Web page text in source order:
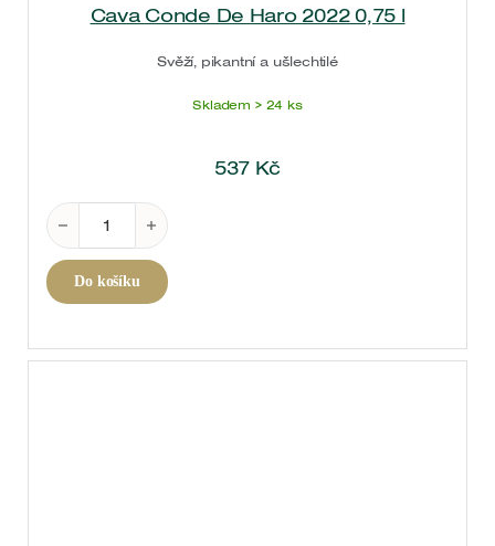
Cava Conde De Haro 2022 0,75 l
Svěží, pikantní a ušlechtilé
Skladem > 24 ks
537 Kč
Cava Conde De Haro 2022 0,75 l množství
Do košíku